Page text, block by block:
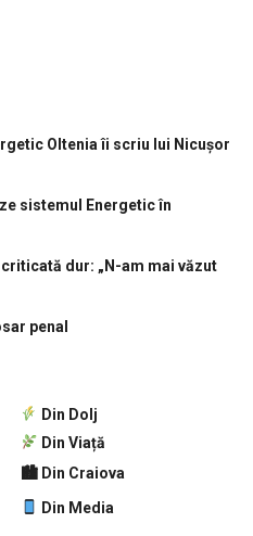
Oltenia îi scriu lui Nicușor
sistemul Energetic în
dur: „N-am mai văzut
penal
Din Dolj
Din Viață
🏙 Din Craiova
Din Media